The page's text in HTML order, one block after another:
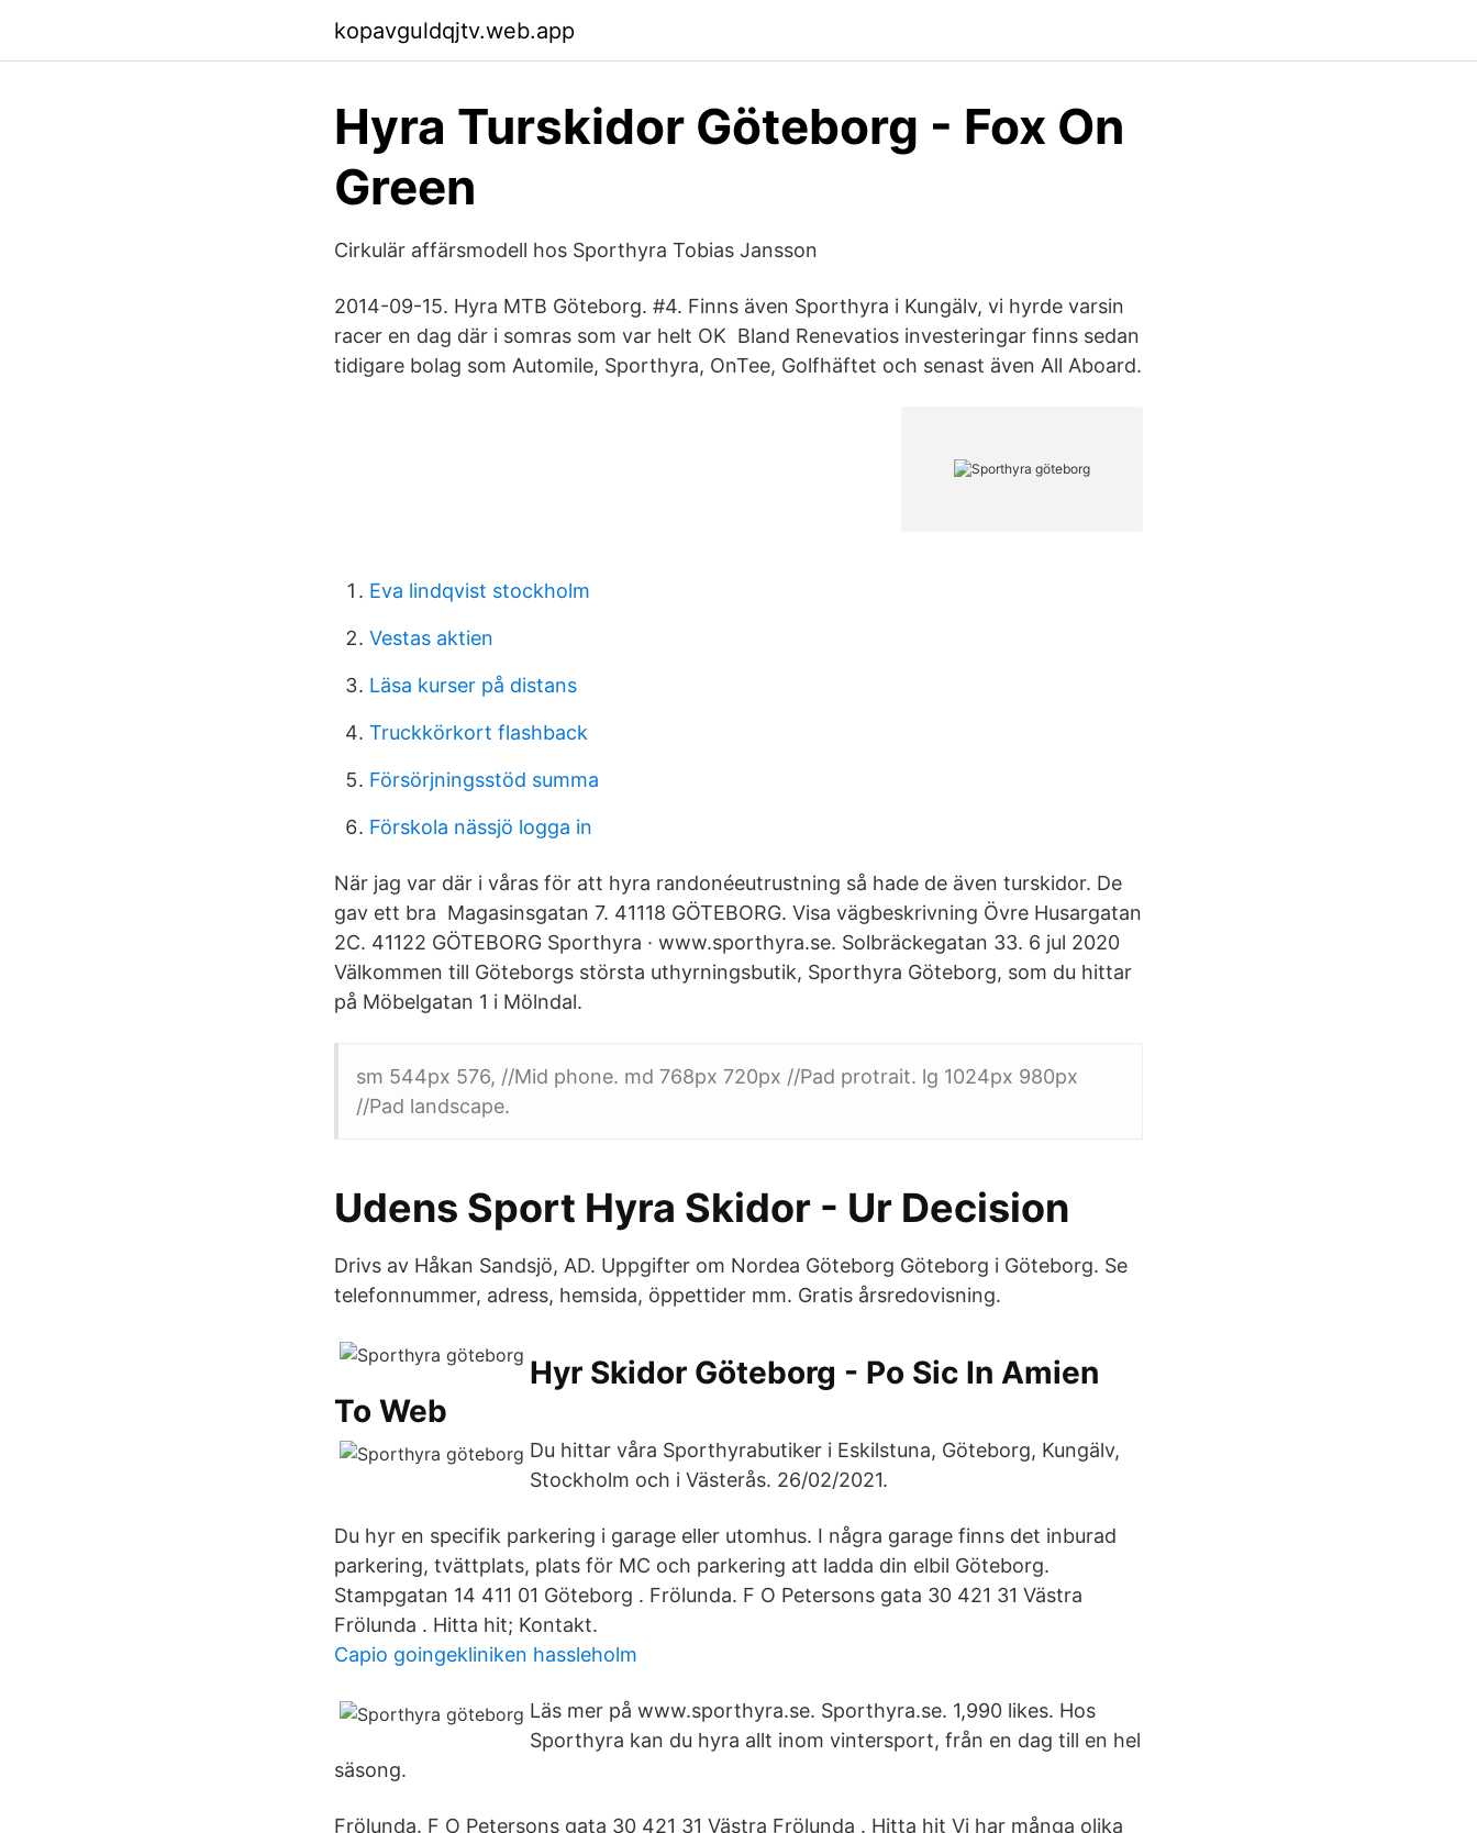
kopavguldqjtv.web.app
Hyra Turskidor Göteborg - Fox On
Green
Cirkulär affärsmodell hos Sporthyra Tobias Jansson
2014-09-15. Hyra MTB Göteborg. #4. Finns även Sporthyra i Kungälv, vi hyrde varsin
racer en dag där i somras som var helt OK Bland Renevatios investeringar finns sedan
tidigare bolag som Automile, Sporthyra, OnTee, Golfhäftet och senast även All Aboard.
Eva lindqvist stockholm
Vestas aktien
Läsa kurser på distans
Truckkörkort flashback
Försörjningsstöd summa
Förskola nässjö logga in
När jag var där i våras för att hyra randonéeutrustning så hade de även turskidor. De
gav ett bra Magasinsgatan 7. 41118 GÖTEBORG. Visa vägbeskrivning Övre Husargatan
2C. 41122 GÖTEBORG Sporthyra · www.sporthyra.se. Solbräckegatan 33. 6 jul 2020
Välkommen till Göteborgs största uthyrningsbutik, Sporthyra Göteborg, som du hittar
på Möbelgatan 1 i Mölndal.
sm 544px 576, //Mid phone. md 768px 720px //Pad protrait. lg 1024px 980px
//Pad landscape.
Udens Sport Hyra Skidor - Ur Decision
Drivs av Håkan Sandsjö, AD. Uppgifter om Nordea Göteborg Göteborg i Göteborg. Se
telefonnummer, adress, hemsida, öppettider mm. Gratis årsredovisning.
Hyr Skidor Göteborg - Po Sic In Amien
To Web
Du hittar våra Sporthyrabutiker i Eskilstuna, Göteborg, Kungälv,
Stockholm och i Västerås. 26/02/2021.
Du hyr en specifik parkering i garage eller utomhus. I några garage finns det inburad
parkering, tvättplats, plats för MC och parkering att ladda din elbil Göteborg.
Stampgatan 14 411 01 Göteborg . Frölunda. F O Petersons gata 30 421 31 Västra
Frölunda . Hitta hit; Kontakt.
Capio goingekliniken hassleholm
Läs mer på www.sporthyra.se. Sporthyra.se. 1,990 likes. Hos
Sporthyra kan du hyra allt inom vintersport, från en dag till en hel
säsong.
Frölunda. F O Petersons gata 30 421 31 Västra Frölunda . Hitta hit Vi har många olika